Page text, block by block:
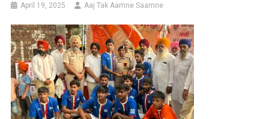
April 19, 2025 Aaj Tak Aamne Saamne